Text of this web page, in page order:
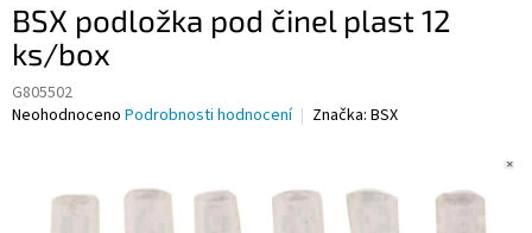
BSX podložka pod činel plast 12
ks/box
G805502
Průměrné
Neohodnoceno Podrobnosti hodnocení Značka: BSX